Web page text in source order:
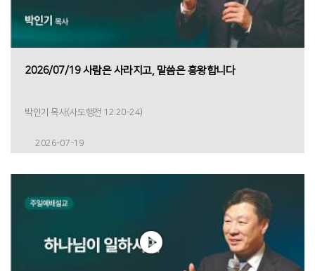
2026/07/19 사람은 사라지고, 말씀은 흥왕합니다
박인기 목사(사도행전 12:20-24)
2026-07-19